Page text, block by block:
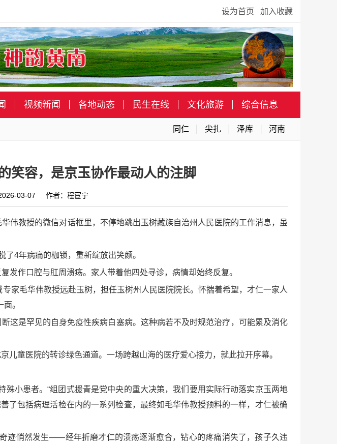
设为首页 加入收藏
视频新闻 各地动态 民生在线 文化旅游 综合信息
同仁 尖扎 泽库 河南
笑容，是京玉协作最动人的注脚
03-07 作者：程宦宁
伟教授的微信对话框里，不停地跳出玉树藏族自治州人民医院的工作消息，虽
4年病痛的枷锁，重新绽放出笑颜。
发作口腔与肛周溃疡。家人带着他四处寻诊，病情却始终反复。
家毛华伟教授远赴玉树，担任玉树州人民医院院长。怀揣着希望，才仁一家人
。
这是罕见的自身免疫性疾病白塞病。这种病若不及时规范治疗，可能累及消化
儿童医院的转诊绿色通道。一场跨越山海的医疗爱心接力，就此拉开序幕。
小患者。“组团式援青是党中央的重大决策，我们要用实际行动落实京玉两地
了包括病理活检在内的一系列检查，最终如毛华伟教授预料的一样，才仁被确
迹悄然发生——经年折磨才仁的溃疡逐渐愈合，钻心的疼痛消失了，孩子久违